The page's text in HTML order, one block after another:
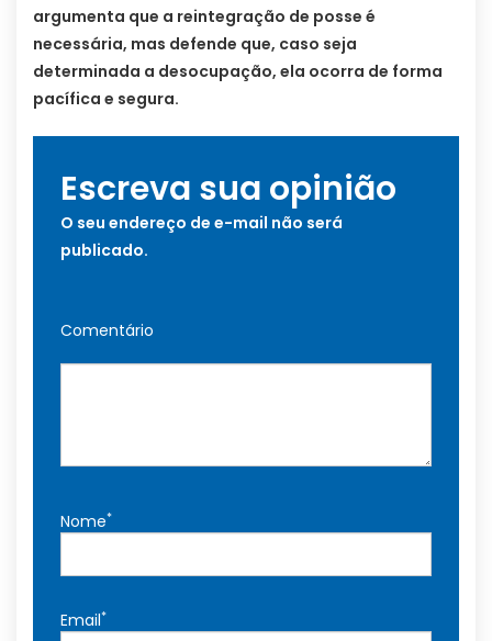
argumenta que a reintegração de posse é
necessária, mas defende que, caso seja
determinada a desocupação, ela ocorra de forma
pacífica e segura.
Escreva sua opinião
O seu endereço de e-mail não será
publicado.
Comentário
Nome*
Email*